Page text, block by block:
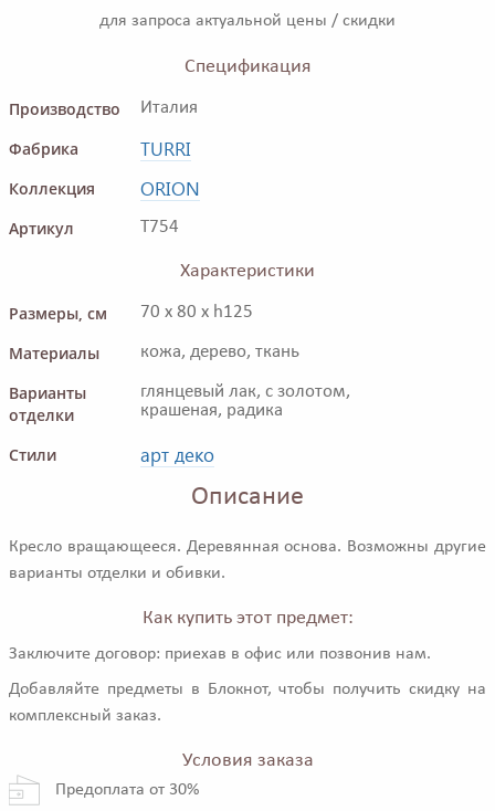
для запроса актуальной цены / скидки
Спецификация
Производство
Италия
Фабрика TURRI
Коллекция ORION
Артикул T754
Характеристики
Размеры, см
70 x 80 x h125
Материалы кожа, дерево, ткань
Варианты
отделки
глянцевый лак, с золотом,
крашеная, радика
Стили арт деко
Описание
Кресло вращающееся. Деревянная основа. Возможны другие
варианты отделки и обивки.
Как купить этот предмет:
Заключите договор: приехав в офис или позвонив нам.
Добавляйте предметы в Блокнот, чтобы получить скидку на
комплексный заказ.
Условия заказа
Предоплата от 30%